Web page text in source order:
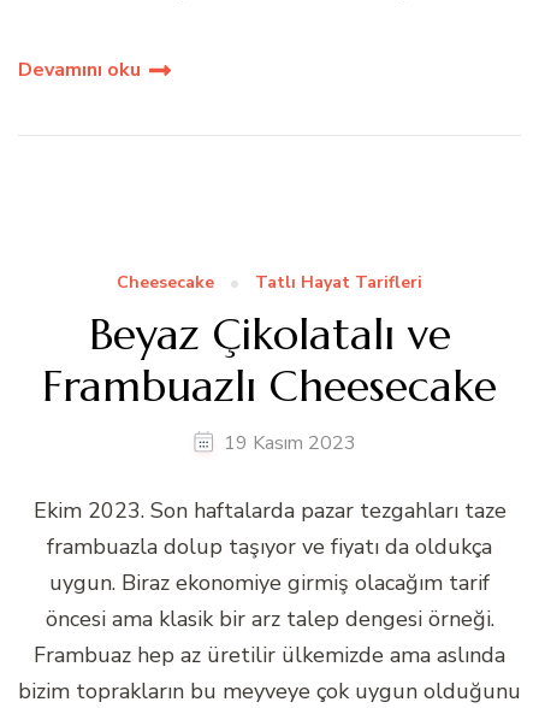
Devamını oku
Cheesecake Tatlı Hayat Tarifleri
Beyaz Çikolatalı ve
Frambuazlı Cheesecake
19 Kasım 2023
Ekim 2023. Son haftalarda pazar tezgahları taze
frambuazla dolup taşıyor ve fiyatı da oldukça
uygun. Biraz ekonomiye girmiş olacağım tarif
öncesi ama klasik bir arz talep dengesi örneği.
Frambuaz hep az üretilir ülkemizde ama aslında
bizim toprakların bu meyveye çok uygun olduğunu